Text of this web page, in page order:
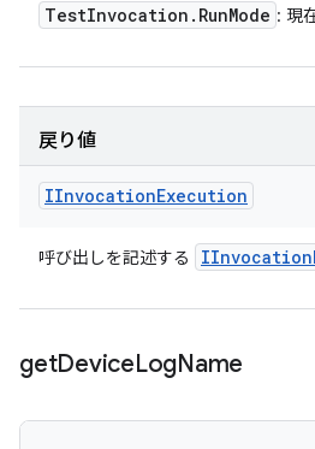
TestInvocation . RunMode : 現
戻り値
IInvocationExecution
呼び出しを記述する IInvocation
getDeviceLogName